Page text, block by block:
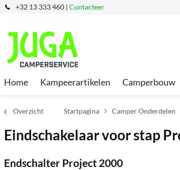
+32 13 333 460 | Contacteer
Home Kampeerartikelen Camperbouw
Overzicht Startpagina Camper Onderdelen
Eindschakelaar voor stap
Endschalter Project 2000